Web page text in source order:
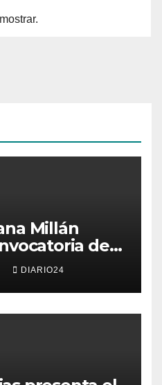
Millán
de
andaluzas
DIARIO24